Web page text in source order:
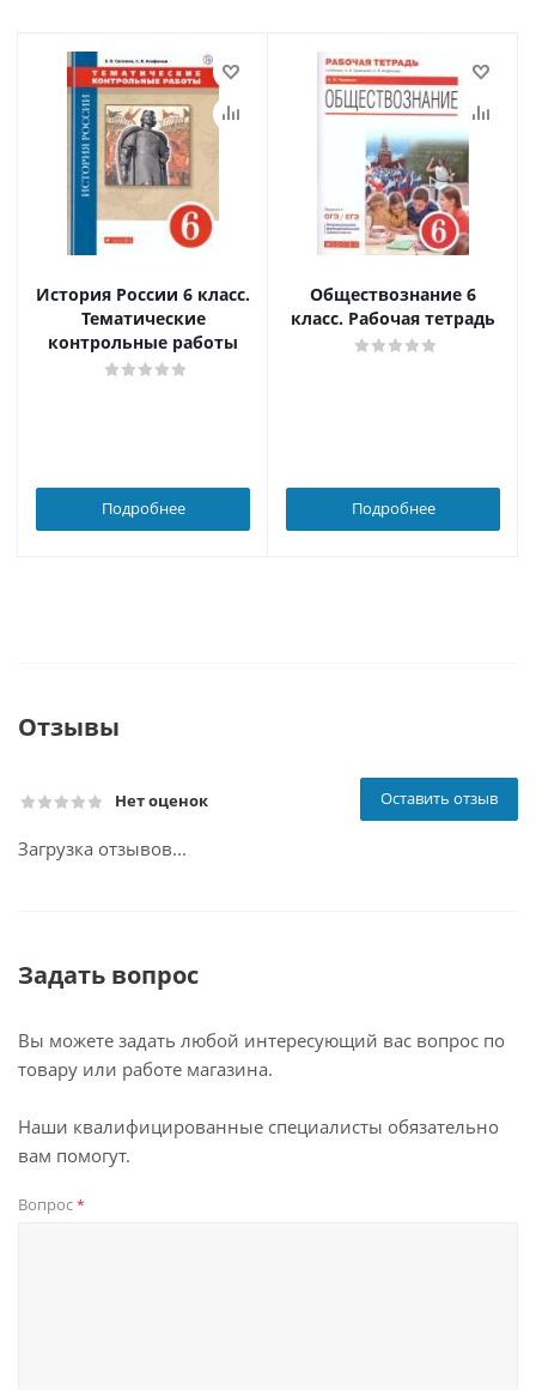
История России 6 класс.
Тематические
контрольные работы
Подробнее
Обществознание 6
класс. Рабочая тетрадь
Подробнее
Отзывы
Нет оценок Оставить отзыв
Загрузка отзывов...
Задать вопрос
Вы можете задать любой интересующий вас вопрос по
товару или работе магазина.
Наши квалифицированные специалисты обязательно
вам помогут.
Вопрос*